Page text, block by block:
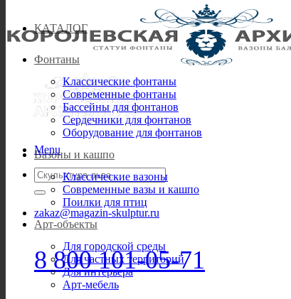
Menu
Искать:
zakaz@magazin-skulptur.ru
8 800 101-05-71
КАТАЛОГ
Фонтаны
Классические фонтаны
Современные фонтаны
Бассейны для фонтанов
Сердечники для фонтанов
Оборудование для фонтанов
Вазоны и кашпо
Классические вазоны
Современные вазы и кашпо
Поилки для птиц
Арт-объекты
Для городской среды
Для частных территорий
Для интерьера
Арт-мебель